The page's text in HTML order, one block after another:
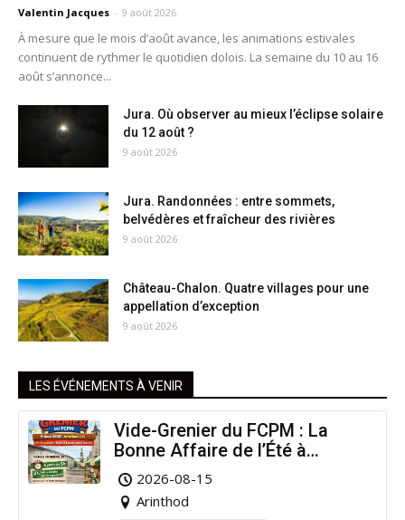
Valentin Jacques - 9 août 2026
À mesure que le mois d’août avance, les animations estivales
continuent de rythmer le quotidien dolois. La semaine du 10 au 16
août s’annonce...
Jura. Où observer au mieux l’éclipse solaire
du 12 août ?
9 août 2026
Jura. Randonnées : entre sommets,
belvédères et fraîcheur des rivières
9 août 2026
Château-Chalon. Quatre villages pour une
appellation d’exception
9 août 2026
LES ÉVÉNEMENTS À VENIR
Vide-Grenier du FCPM : La
Bonne Affaire de l’Été à
Arinthod !
2026-08-15
Arinthod